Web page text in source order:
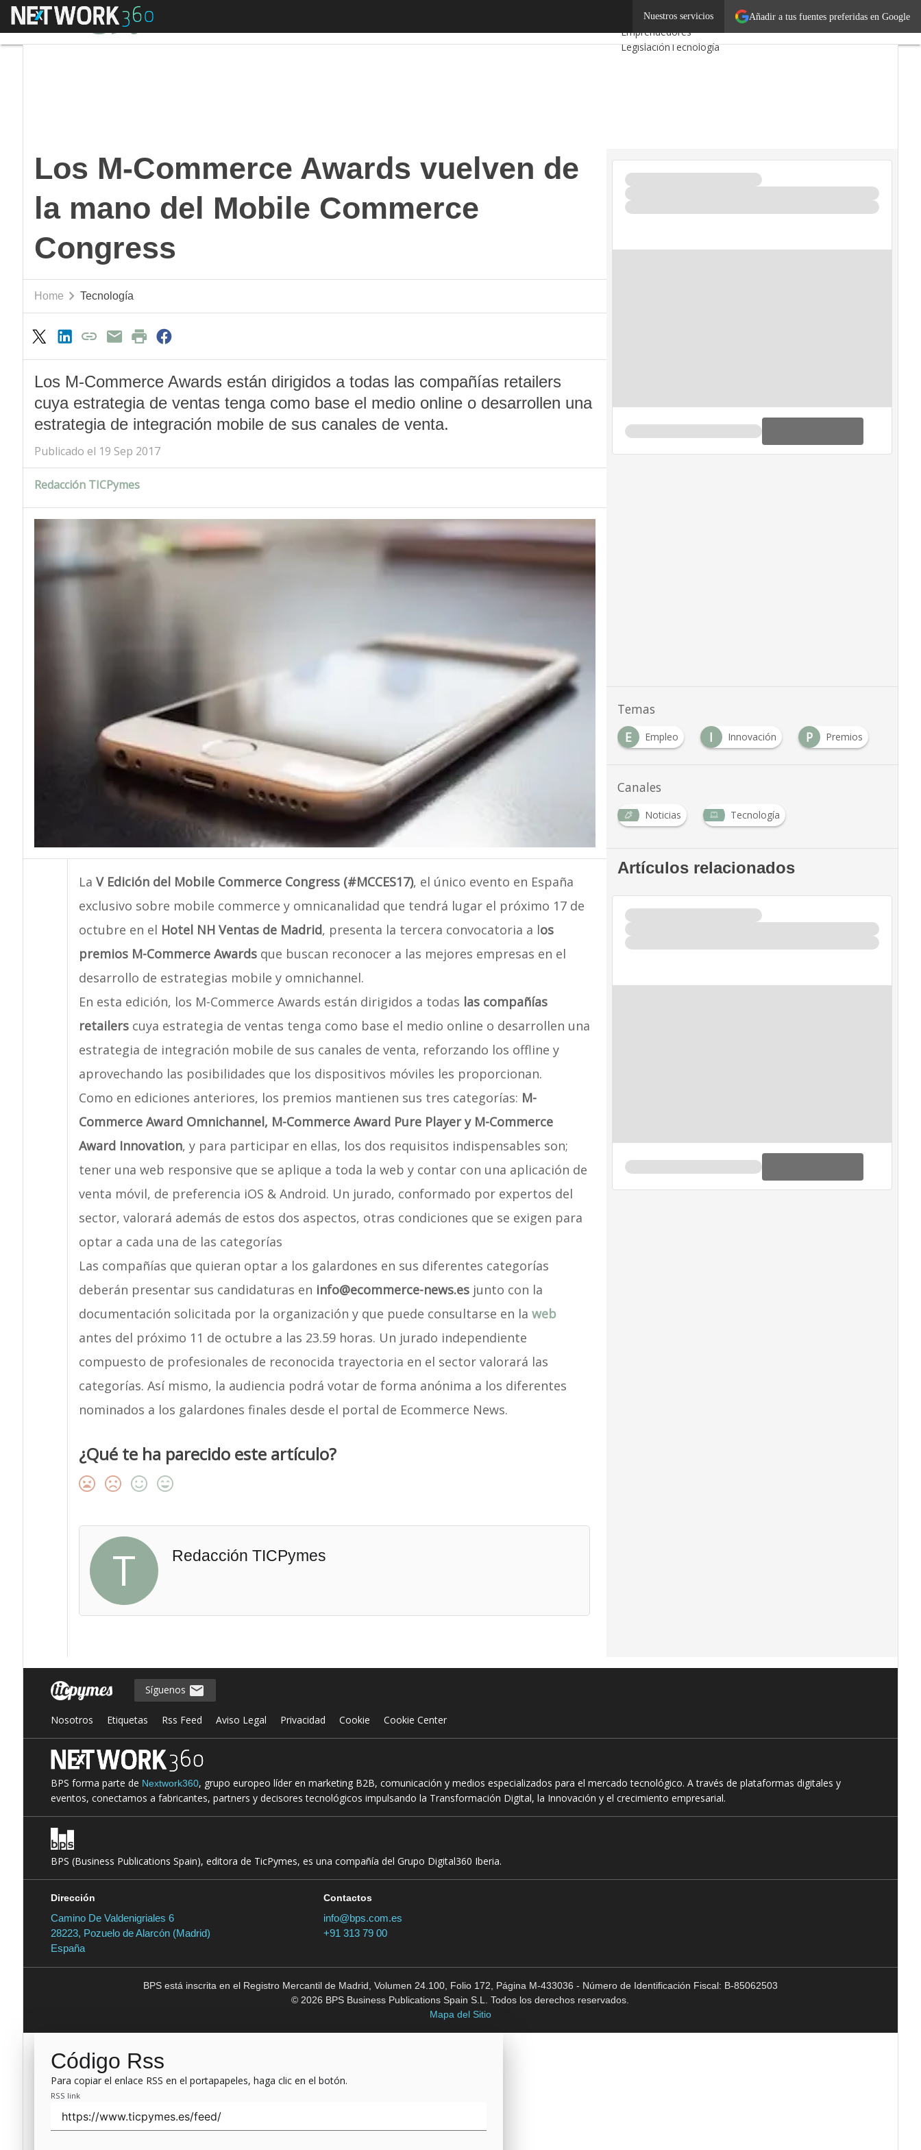
Añadir a tus fuentes preferidas en Google
Nuestros servicios
Menú
Autónomos
Emprendedores
LegislaciónTecnología
Los M-Commerce Awards vuelven de
la mano del Mobile Commerce
Congress
Home Tecnología
Los M-Commerce Awards están dirigidos a todas las compañías retailers
cuya estrategia de ventas tenga como base el medio online o desarrollen una
estrategia de integración mobile de sus canales de venta.
Publicado el 19 Sep 2017
Redacción TICPymes
La V Edición del Mobile Commerce Congress (#MCCES17), el único evento en España
exclusivo sobre mobile commerce y omnicanalidad que tendrá lugar el próximo 17 de
octubre en el Hotel NH Ventas de Madrid, presenta la tercera convocatoria a los
premios M-Commerce Awardsque buscan reconocer a las mejores empresas en el
desarrollo de estrategias mobile y omnichannel.
En esta edición, los M-Commerce Awards están dirigidos a todas las compañías
retailerscuya estrategia de ventas tenga como base el medio online o desarrollen una
estrategia de integración mobile de sus canales de venta, reforzando los offline y
aprovechando las posibilidades que los dispositivos móviles les proporcionan.
Como en ediciones anteriores, los premios mantienen sus tres categorías: M-
Commerce Award Omnichannel, M-Commerce Award Pure Player y M-Commerce
Award Innovation, y para participar en ellas, los dos requisitos indispensables son;
tener una web responsive que se aplique a toda la web y contar con una aplicación de
venta móvil, de preferencia iOS & Android. Un jurado, conformado por expertos del
sector, valorará además de estos dos aspectos, otras condiciones que se exigen para
optar a cada una de las categorías
Las compañías que quieran optar a los galardones en sus diferentes categorías
deberán presentar sus candidaturas en info@ecommerce-news.es junto con la
documentación solicitada por la organización y que puede consultarse en la web
antes del próximo 11 de octubre a las 23.59 horas. Un jurado independiente
compuesto de profesionales de reconocida trayectoria en el sector valorará las
categorías. Así mismo, la audiencia podrá votar de forma anónima a los diferentes
nominados a los galardones finales desde el portal de Ecommerce News.
¿Qué te ha parecido este artículo?
T Redacción TICPymes
Temas
E
Empleo I Innovación P Premios
Canales
Noticias Tecnología
Artículos relacionados
Síguenos
Nosotros Etiquetas Rss Feed Aviso Legal Privacidad Cookie Cookie Center
BPS forma parte de Nextwork360, grupo europeo líder en marketing B2B, comunicación y medios especializados para el mercado tecnológico. A través de plataformas digitales y
eventos, conectamos a fabricantes, partners y decisores tecnológicos impulsando la Transformación Digital, la Innovación y el crecimiento empresarial.
BPS (Business Publications Spain), editora de TicPymes, es una compañía del Grupo Digital360 Iberia.
Dirección
Camino De Valdenigriales 6
28223, Pozuelo de Alarcón (Madrid)
España
Contactos
info@bps.com.es
+91 313 79 00
BPS está inscrita en el Registro Mercantil de Madrid, Volumen 24.100, Folio 172, Página M-433036 - Número de Identificación Fiscal: B-85062503
© 2026 BPS Business Publications Spain S.L. Todos los derechos reservados.
Mapa del Sitio
Código Rss
Para copiar el enlace RSS en el portapapeles, haga clic en el botón.
RSS link